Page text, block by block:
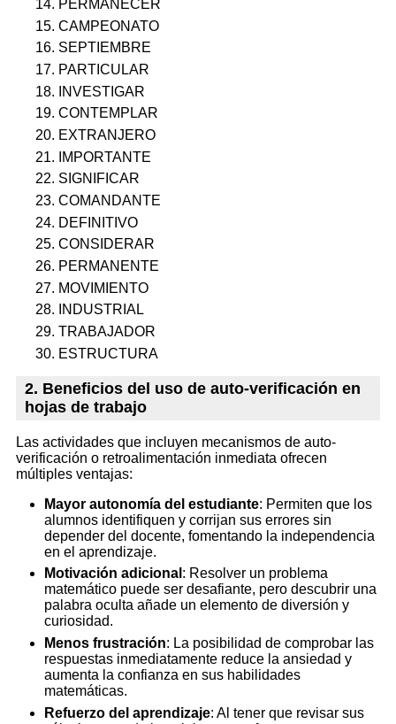
PERMANECER
CAMPEONATO
SEPTIEMBRE
PARTICULAR
INVESTIGAR
CONTEMPLAR
EXTRANJERO
IMPORTANTE
SIGNIFICAR
COMANDANTE
DEFINITIVO
CONSIDERAR
PERMANENTE
MOVIMIENTO
INDUSTRIAL
TRABAJADOR
ESTRUCTURA
2. Beneficios del uso de auto-verificación en
hojas de trabajo
Las actividades que incluyen mecanismos de auto-
verificación o retroalimentación inmediata ofrecen
múltiples ventajas:
Mayor autonomía del estudiante: Permiten que los
alumnos identifiquen y corrijan sus errores sin
depender del docente, fomentando la independencia
en el aprendizaje.
Motivación adicional : Resolver un problema
matemático puede ser desafiante, pero descubrir una
palabra oculta añade un elemento de diversión y
curiosidad.
Menos frustración: La posibilidad de comprobar las
respuestas inmediatamente reduce la ansiedad y
aumenta la confianza en sus habilidades
matemáticas.
Refuerzo del aprendizaje: Al tener que revisar sus